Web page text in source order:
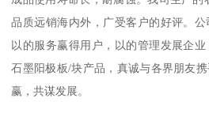
品质远销海内外，广受客户的好评。公
以的服务赢得用户，以的管理发展企
石墨阳极板/块产品，真诚与各界朋友
赢，共谋发展。